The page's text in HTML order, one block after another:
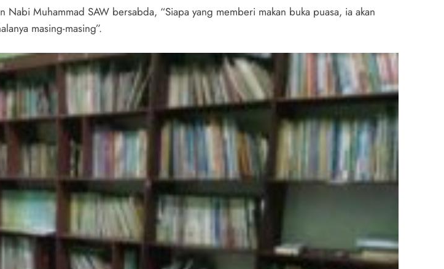
Muhammad SAW bersabda, “Siapa yang memberi makan buka puasa, ia akan
masing-masing”.